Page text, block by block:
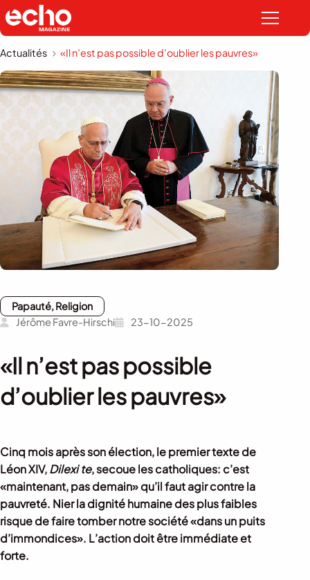
Actualités «Il n’est pas possible d’oublier les pauvres»
Papauté, Religion
Jérôme Favre-Hirschi
23-10-2025
«Il n’est pas possible
d’oublier les pauvres»
Cinq mois après son élection, le premier texte de
Léon XIV,Dilexi te, secoue les catholiques: c’est
«maintenant, pas demain» qu’il faut agir contre la
pauvreté. Nier la dignité humaine des plus faibles
risque de faire tomber notre société «dans un puits
d’immondices». L’action doit être immédiate et
forte.